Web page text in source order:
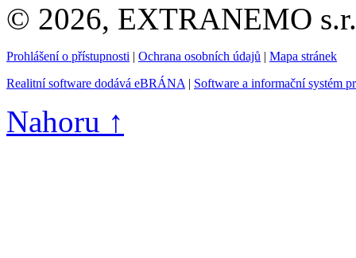
© 2026, EXTRANEMO
Prohlášení o přístupnosti | Ochrana osobních údajů | Mapa stránek
Realitní software dodává eBRÁNA | Software a informační systém
Nahoru ↑